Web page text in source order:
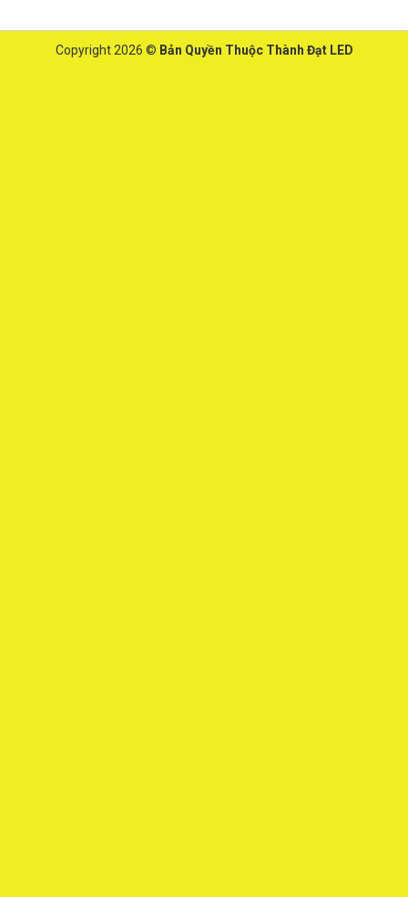
Copyright 2026 © Bản Quyền Thuộc Thành Đạt LED